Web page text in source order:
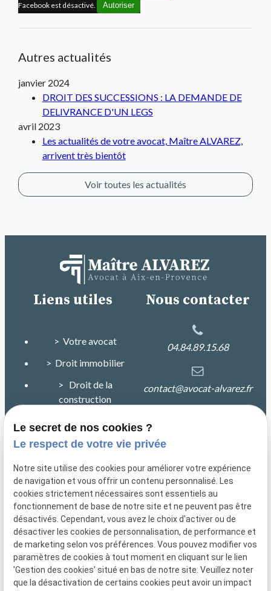
Facebook est désactivé.
Autoriser
Autres actualités
janvier 2024
DROIT DES SUCCESSIONS : LA DEMANDE DE
DELIVRANCE D'UN LEGS
avril 2023
Les actualités de votre avocat, Maître ALVAREZ,
arrivent très bientôt
Voir toutes les actualités
Liens utiles
> Votre avocat
> Droit immobilier
> Droit de la
construction
> Droit de la
> Plan du site
> Mentions légales
> Politique de
confidentialité
> Gestion des cookies
Nous contacter
04.84.89.15.68
contact@avocat-alvarez.fr
Duranne Immeuble
13100 Aix en Provence
Le secret de nos cookies ?
Le respect de votre vie privée
Notre site utilise des cookies pour améliorer votre expérience
de navigation et vous offrir un contenu personnalisé. Les
cookies strictement nécessaires sont essentiels au
fonctionnement de base de notre site et ne peuvent pas être
désactivés. Cependant, vous avez le choix d'activer ou de
désactiver les cookies de personnalisation, de performance et
de marketing selon vos préférences. Vous pouvez modifier vos
paramètres de cookies à tout moment en cliquant sur le lien
'Gestion des cookies' situé en bas de notre site. Veuillez noter
que la désactivation de certains cookies peut avoir un impact